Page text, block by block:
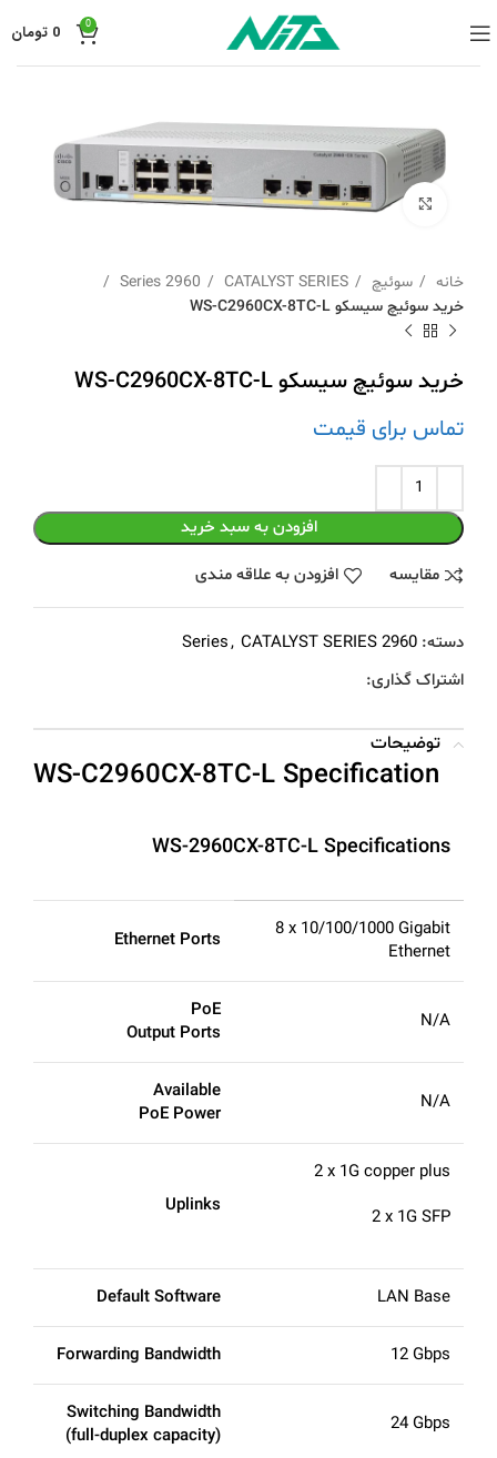
0
0 تومان
برای بزرگنمایی کلیک کنید
خانه سوئیچ CATALYST SERIES
2960 Series
خرید سوئیچ سیسکو WS-C2960CX-8TC-L
خرید سوئیچ سیسکو WS-C2960CX-8TC-L
تماس برای قیمت
افزودن به سبد خرید
مقايسه افزودن به علاقه مندی
دسته: 2960 Series
, CATALYST SERIES
اشتراک گذاری:
توضیحات
WS-C2960CX-8TC-L Specification
WS-2960CX-8TC-L Specifications
Ethernet Ports
8 x 10/100/1000 Gigabit
Ethernet
PoE
Output Ports
N/A
Available
PoE Power
N/A
Uplinks
2 x 1G copper plus
2 x 1G SFP
Default Software LAN Base
Forwarding Bandwidth 12 Gbps
Switching Bandwidth
(full-duplex capacity)
24 Gbps